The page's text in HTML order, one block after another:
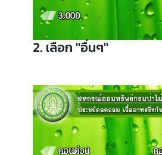
2. เลือก "อื่นๆ"